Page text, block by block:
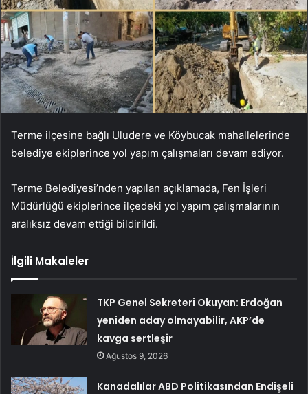
Terme ilçesine bağlı Uludere ve Köybucak mahallelerinde
belediye ekiplerince yol yapım çalışmaları devam ediyor.
Terme Belediyesi’nden yapılan açıklamada, Fen İşleri
Müdürlüğü ekiplerince ilçedeki yol yapım çalışmalarının
aralıksız devam ettiği bildirildi.
İlgili Makaleler
TKP Genel Sekreteri Okuyan: Erdoğan
yeniden aday olmayabilir, AKP’de
kavga sertleşir
Ağustos 9, 2026
Kanadalılar ABD Politikasından Endişeli